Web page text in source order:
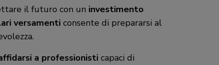
il futuro con un investimento
versamenti consente di prepararsi al
a professionisti capaci di